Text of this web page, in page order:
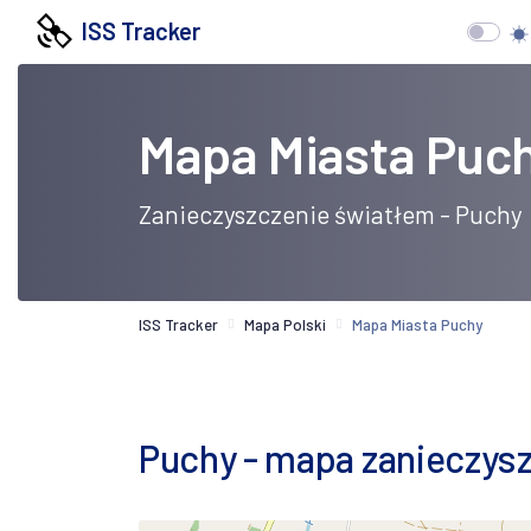
ISS Tracker
Mapa Miasta
Zanieczyszczenie światłem - Puchy
ISS Tracker Mapa Polski Mapa Miasta Puchy
Puchy - mapa